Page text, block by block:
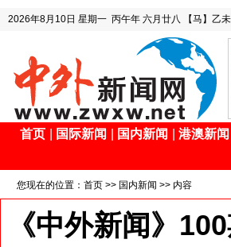
2026年8月10日 星期一 丙午年 六月廿八 【马】乙
首页 国际新闻 国内新闻 港澳新闻
您现在的位置： 首页 >> 国内新闻 >> 内容
《中外新闻》